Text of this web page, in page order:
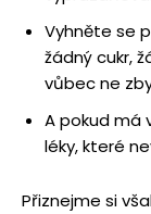
Vyhněte se
žádný cukr,
vůbec ne
A pokud má
léky, které
Přiznejme si